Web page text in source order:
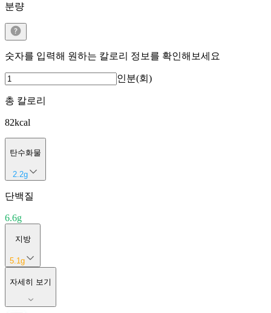
분량
숫자를 입력해 원하는 칼로리 정보를 확인해보세요
인분(회)
총 칼로리
82kcal
탄수화물
2.2g
단백질
6.6g
지방
5.1 g
자세히 보기